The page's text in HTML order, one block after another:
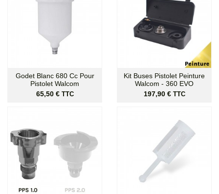
Godet Blanc 680 Cc Pour
Pistolet Walcom
Prix
65,50 € TTC
Kit Buses Pistolet Peinture
Walcom - 360 EVO
Prix
197,90 € TTC